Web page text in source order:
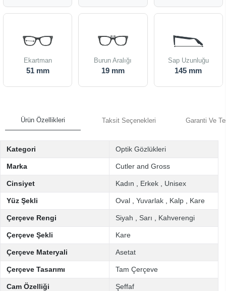
Ekartman
51 mm
Burun Aralığı
19 mm
Sap Uzunluğu
145 mm
Ürün Özellikleri Taksit Seçenekleri Garanti Ve
Kategori Optik Gözlükleri
Marka Cutler and Gross
Cinsiyet Kadın Erkek Unisex
Yüz Şekli Oval Yuvarlak Kalp Kare
Çerçeve Rengi Siyah Sarı Kahverengi
Çerçeve Şekli Kare
Çerçeve Materyali Asetat
Çerçeve Tasarımı Tam Çerçeve
Cam Özelliği Şeffaf